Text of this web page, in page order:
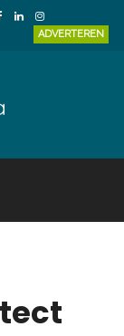
ADVERTEREN